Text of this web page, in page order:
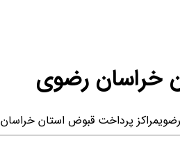
خراسان رضوی
مراکز پرداخت قبوض استان